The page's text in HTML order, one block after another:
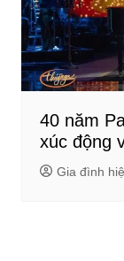
40 năm
xúc động
Gia đình